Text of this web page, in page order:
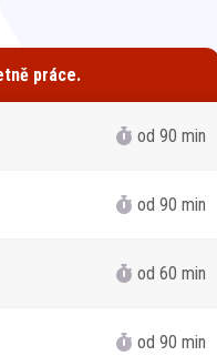
práce.
od 90 min
od 90 min
od 60 min
od 90 min